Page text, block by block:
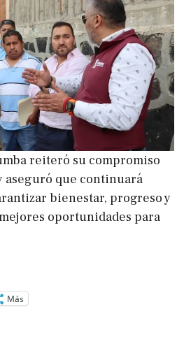
reiteró su compromiso
aseguró que continuará
bienestar, progreso y
oportunidades para
Más